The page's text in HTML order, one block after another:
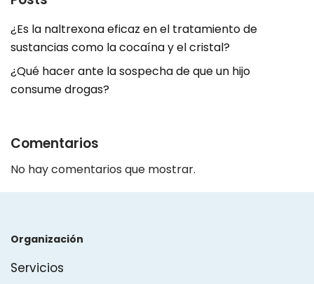
¿Es la naltrexona eficaz en el tratamiento de
sustancias como la cocaína y el cristal?
¿Qué hacer ante la sospecha de que un hijo
consume drogas?
Comentarios
No hay comentarios que mostrar.
Organización
Servicios